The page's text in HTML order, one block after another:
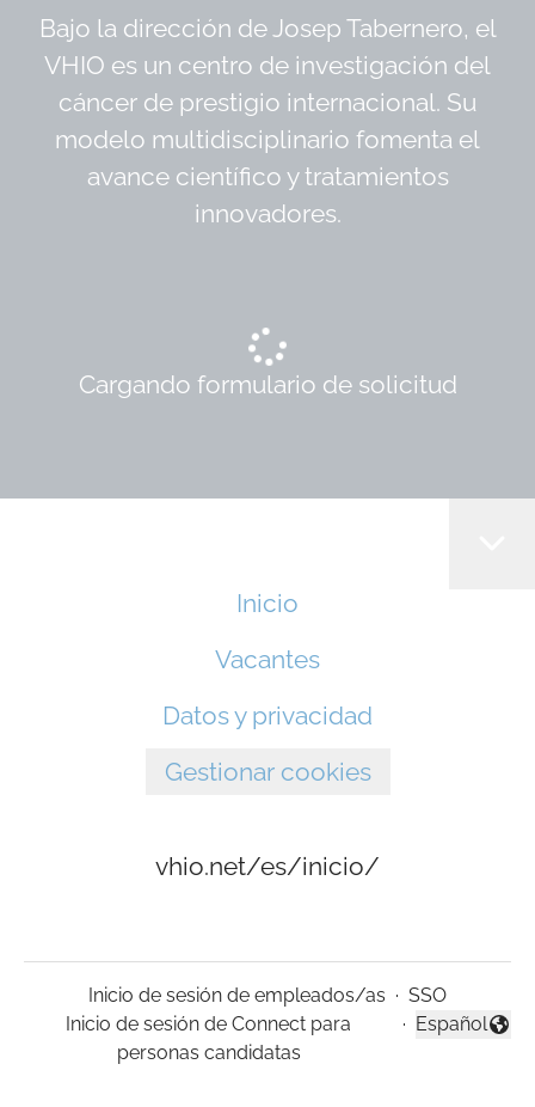
Bajo la dirección de Josep Tabernero, el
VHIO es un centro de investigación del
cáncer de prestigio internacional. Su
modelo multidisciplinario fomenta el
avance científico y tratamientos
innovadores.
Cargando formulario de solicitud
Inicio
Vacantes
Datos y privacidad
Gestionar cookies
vhio.net/es/inicio/
Inicio de sesión de empleados/as · SSO
Inicio de sesión de Connect para
personas candidatas
·
Cambiar
Español